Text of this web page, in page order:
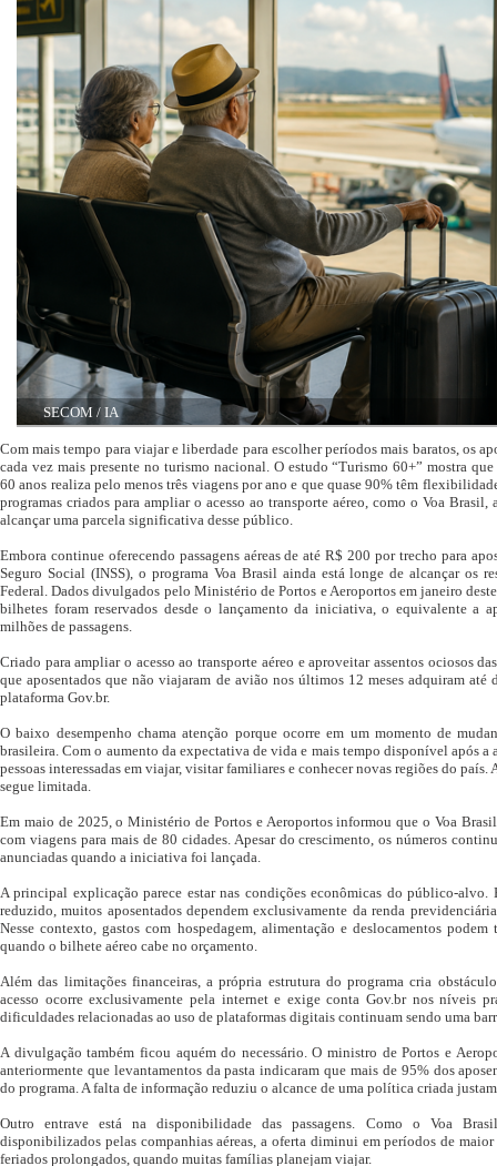
SECOM / IA
Com mais tempo para viajar e liberdade para escolher períodos mais baratos, os
cada vez mais presente no turismo nacional. O estudo “Turismo 60+” mostra
60 anos realiza pelo menos três viagens por ano e que quase 90% têm
programas criados para ampliar o acesso ao transporte aéreo, como o Voa
alcançar uma parcela significativa desse público.
Embora continue oferecendo passagens aéreas de até R$ 200 por trecho para
Seguro Social (INSS), o programa Voa Brasil ainda está longe de alcançar os
Federal. Dados divulgados pelo Ministério de Portos e Aeroportos em janeiro
bilhetes foram reservados desde o lançamento da iniciativa, o equivalente a
milhões de passagens.
Criado para ampliar o acesso ao transporte aéreo e aproveitar assentos ociosos
que aposentados que não viajaram de avião nos últimos 12 meses adquiram
plataforma Gov.br.
O baixo desempenho chama atenção porque ocorre em um momento de
brasileira. Com o aumento da expectativa de vida e mais tempo disponível após a
pessoas interessadas em viajar, visitar familiares e conhecer novas regiões do país.
segue limitada.
Em maio de 2025, o Ministério de Portos e Aeroportos informou que o Voa
com viagens para mais de 80 cidades. Apesar do crescimento, os números
anunciadas quando a iniciativa foi lançada.
A principal explicação parece estar nas condições econômicas do público-alvo.
reduzido, muitos aposentados dependem exclusivamente da renda previdenciária
Nesse contexto, gastos com hospedagem, alimentação e deslocamentos
quando o bilhete aéreo cabe no orçamento.
Além das limitações financeiras, a própria estrutura do programa cria
acesso ocorre exclusivamente pela internet e exige conta Gov.br nos níveis
dificuldades relacionadas ao uso de plataformas digitais continuam sendo uma
A divulgação também ficou aquém do necessário. O ministro de Portos e
anteriormente que levantamentos da pasta indicaram que mais de 95% dos
do programa. A falta de informação reduziu o alcance de uma política criada
Outro entrave está na disponibilidade das passagens. Como o Voa
disponibilizados pelas companhias aéreas, a oferta diminui em períodos de maior
feriados prolongados, quando muitas famílias planejam viajar.